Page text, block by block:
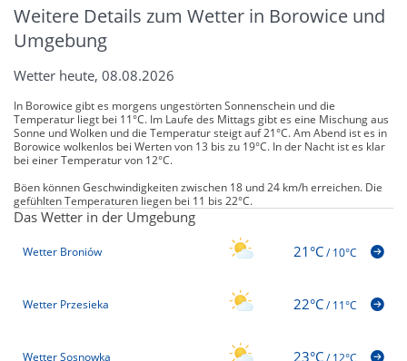
Weitere Details zum Wetter in Borowice und
Umgebung
Wetter heute, 08.08.2026
In Borowice gibt es morgens ungestörten Sonnenschein und die
Temperatur liegt bei 11°C. Im Laufe des Mittags gibt es eine Mischung aus
Sonne und Wolken und die Temperatur steigt auf 21°C. Am Abend ist es in
Borowice wolkenlos bei Werten von 13 bis zu 19°C. In der Nacht ist es klar
bei einer Temperatur von 12°C.
Böen können Geschwindigkeiten zwischen 18 und 24 km/h erreichen. Die
gefühlten Temperaturen liegen bei 11 bis 22°C.
Das Wetter in der Umgebung
Wetter Broniów 21°C/10°C
Wetter Przesieka 22°C/11°C
Wetter Sosnowka 23°C